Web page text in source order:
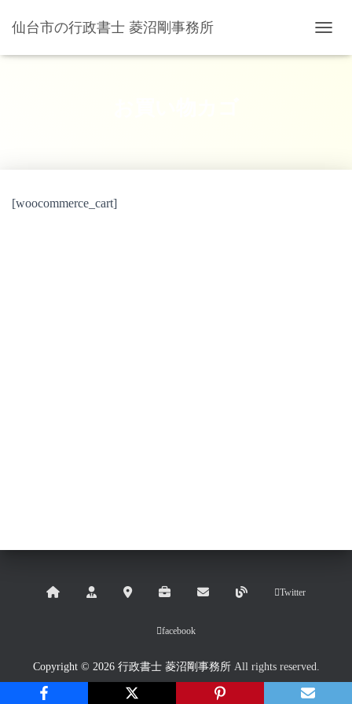
仙台市の行政書士 菱沼剛事務所
[woocommerce_cart]
Twitter
facebook
Copyright © 2026 行政書士 菱沼剛事務所 All rights reserved.